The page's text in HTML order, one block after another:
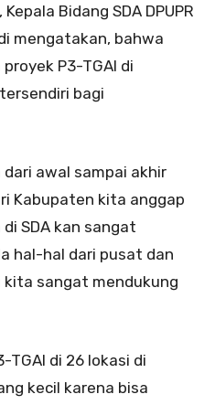
Bidang SDA DPUPR
mengatakan, bahwa
P3-TGAI di
bagi
dari awal sampai akhir
Kabupaten kita anggap
SDA kan sangat
hal-hal dari pusat dan
sangat mendukung
TGAI di 26 lokasi di
kecil karena bisa